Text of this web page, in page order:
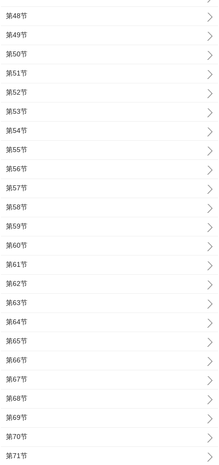
第48节
第49节
第50节
第51节
第52节
第53节
第54节
第55节
第56节
第57节
第58节
第59节
第60节
第61节
第62节
第63节
第64节
第65节
第66节
第67节
第68节
第69节
第70节
第71节